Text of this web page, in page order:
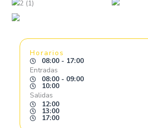
Horarios
08:00 - 17:00
Entradas
08:00 - 09:00
10:00
Salidas
12:00
13:00
17:00